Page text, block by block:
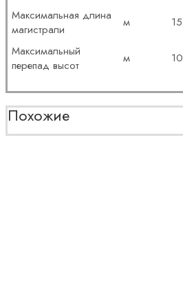
Максимальная длина
магистрали
м
15
Максимальный
перепад высот
м 10
Похожие